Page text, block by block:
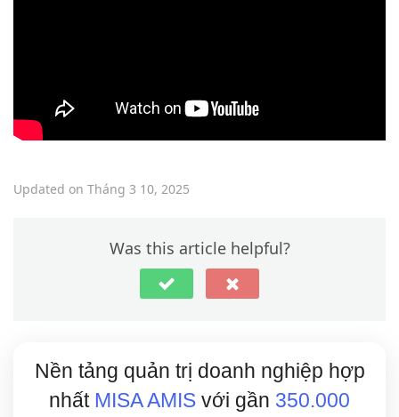
Updated on Tháng 3 10, 2025
Was this article helpful?
Nền tảng quản trị doanh nghiệp hợp
nhất MISA AMIS với gần 350.000